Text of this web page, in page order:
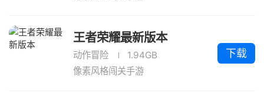
王者荣耀最新版本
动作冒险
1.94GB
像素风格闯关手游
下载